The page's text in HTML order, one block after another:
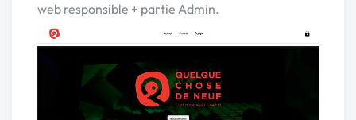
web responsible + partie Admin.